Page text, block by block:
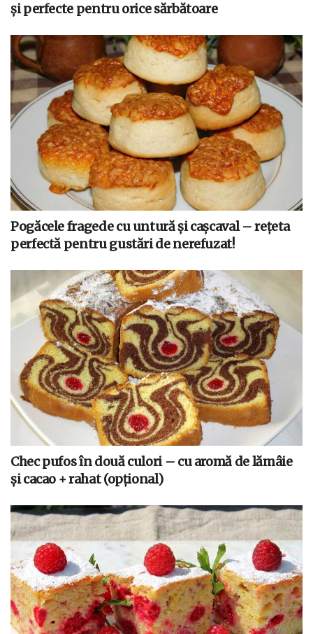
și perfecte pentru orice sărbătoare
Pogăcele fragede cu untură și cașcaval – rețeta
perfectă pentru gustări de nerefuzat!
Chec pufos în două culori – cu aromă de lămâie
și cacao + rahat (opțional)